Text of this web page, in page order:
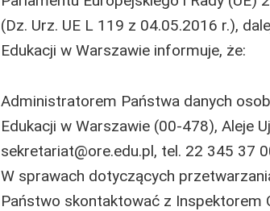
(Dz. Urz. UE L 119 z 04.05.2016 r.),
Edukacji w Warszawie informuje, że:
Administratorem Państwa danych
Edukacji w Warszawie (00-478), Aleje
sekretariat@ore.edu.pl, tel. 22 345 37
W sprawach dotyczących
Państwo skontaktować z Inspektorem